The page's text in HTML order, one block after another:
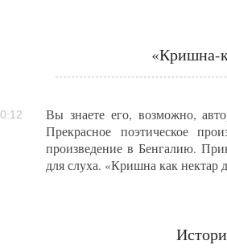
«Кришна-
Вы знаете его, возможно,
Прекрасное поэтическое
произведение в Бенгалию.
для слуха. «Кришна как нектар